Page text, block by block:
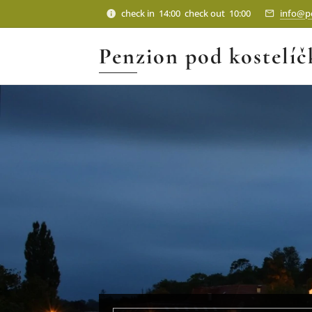
check in 14:00 check out 10:00
Penzion pod